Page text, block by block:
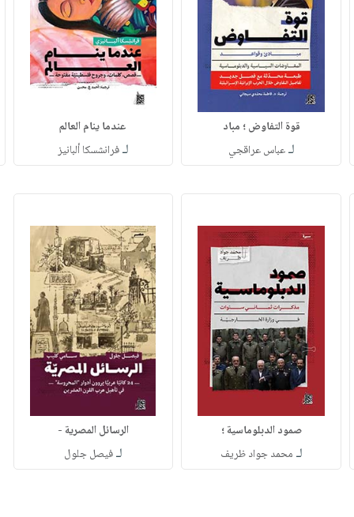
قوة التفاوض ؛ مباد
لـعباس عراقجي
عندما ينام العالم
لـفرانشسكا ألبانيز
صمود الدبلوماسية ؛
لـ محمد جواد ظريف
الرسائل المصرية -
لـفيصل جلول